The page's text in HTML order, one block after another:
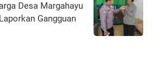
Desa Margahayu
Gangguan